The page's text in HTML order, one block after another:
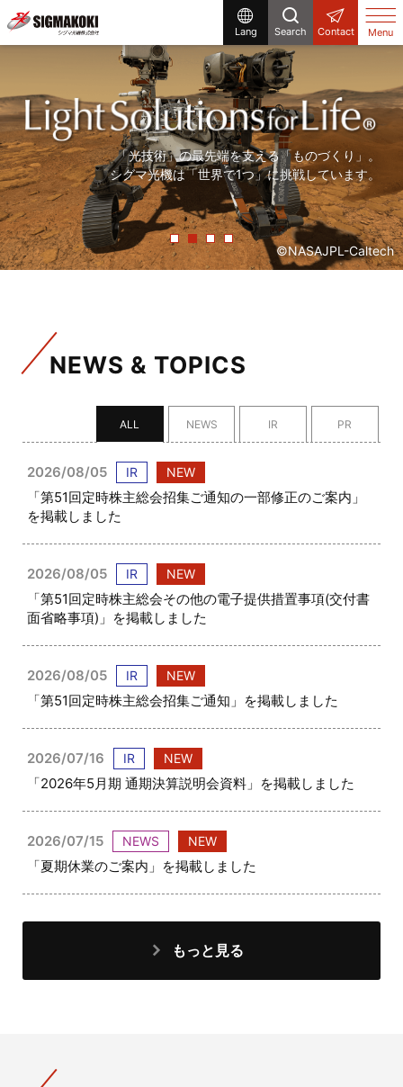
Lang Search Contact Menu
まだ世の中にないものを「光」で創る。
シグマ光機は「光」で社会に貢献しています。
「光技術」の最先端を支える「ものづくり」。
シグマ光機は「世界で1つ」に挑戦しています。
©NASAJPL-Caltech
研究開発から生産設備まで、
シグマ光機は「光」で解決する企業です。
「精度の高い製品を、より早く」。
常に「挑戦」をしていく、それが私たちシグマ光機です。
NEWS & TOPICS
ALL NEWS IR PR
2026/08/05 IR NEW
「第51回定時株主総会招集ご通知の一部修正のご案内」
を掲載しました
2026/08/05 IR NEW
「第51回定時株主総会その他の電子提供措置事項(交付書
面省略事項)」を掲載しました
2026/08/05 IR NEW
「第51回定時株主総会招集ご通知」を掲載しました
2026/07/16 IR NEW
「2026年5月期 通期決算説明会資料」を掲載しました
2026/07/15 NEWS NEW
「夏期休業のご案内」を掲載しました
もっと見る